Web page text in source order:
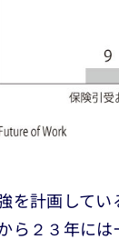
を計画してい
ら２３年には